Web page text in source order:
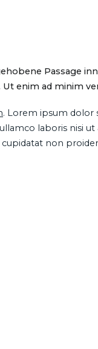
Passage
enim ad minim
. Lorem ipsum dolor
laboris nisi
non